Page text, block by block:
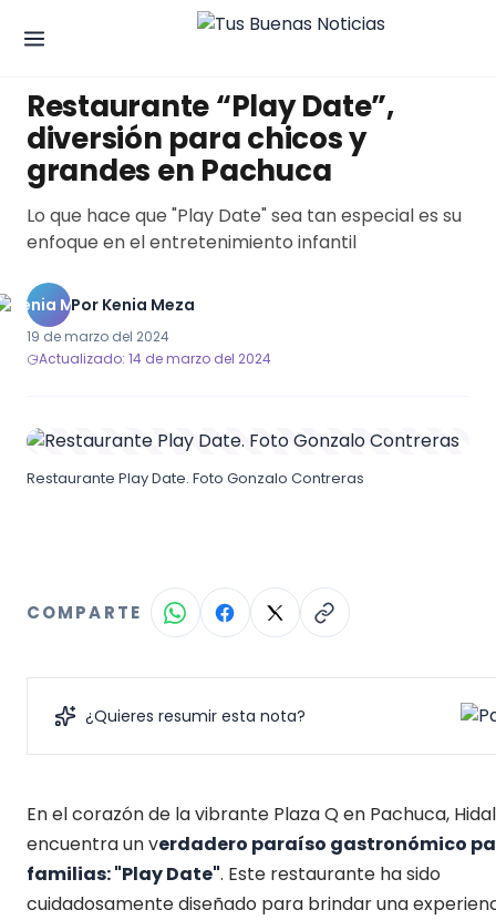
Restaurante “Play Date”,
diversión para chicos y
grandes en Pachuca
Lo que hace que "Play Date" sea tan especial es su
enfoque en el entretenimiento infantil
Por Kenia Meza
19 de marzo del 2024
Actualizado: 14 de marzo del 2024
Restaurante Play Date. Foto Gonzalo Contreras
COMPARTE
¿Quieres resumir esta nota?
En el corazón de la vibrante Plaza Q en Pachuca,
encuentra un verdadero paraíso gastronómico
familias: "Play Date". Este restaurante ha sido
cuidadosamente diseñado para brindar una